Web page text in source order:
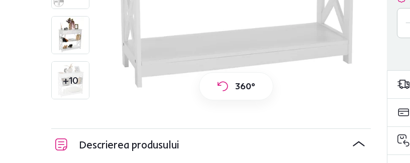
+10 360°
Descrierea produsului